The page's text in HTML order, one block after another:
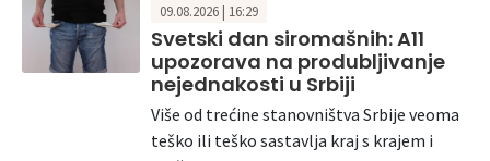
09.08.2026 | 16:29
Svetski dan siromašnih: A11
upozorava na produbljivanje
nejednakosti u Srbiji
Više od trećine stanovništva Srbije veoma
teško ili teško sastavlja kraj s krajem i